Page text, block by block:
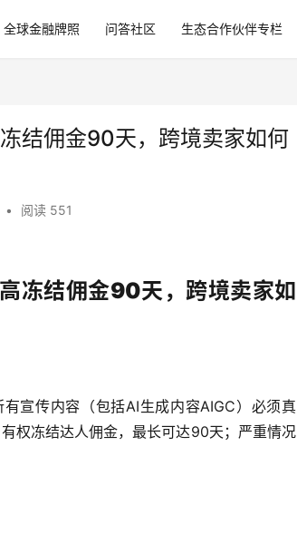
全球金融牌照 问答社区 生态合作伙伴专栏
结佣金90天，跨境卖家如何
• 阅读 551
冻结佣金90天，跨境卖家如
宣传内容（包括AI生成内容AIGC）必须真
权冻结达人佣金，最长可达90天；严重情况